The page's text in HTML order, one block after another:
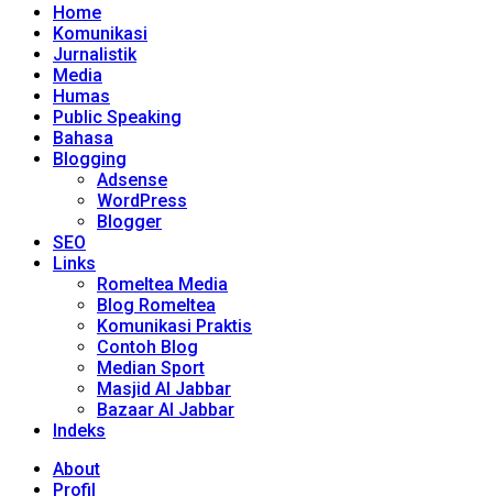
Home
Komunikasi
Jurnalistik
Media
Humas
Public Speaking
Bahasa
Blogging
Adsense
WordPress
Blogger
SEO
Links
Romeltea Media
Blog Romeltea
Komunikasi Praktis
Contoh Blog
Median Sport
Masjid Al Jabbar
Bazaar Al Jabbar
Indeks
About
Profil